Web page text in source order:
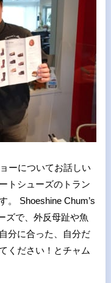
ーについてお話しい
トシューズのトラン
。 Shoeshine Chum’s
ズで、外反母趾や魚
分に合った、自分だ
ください！とチャム